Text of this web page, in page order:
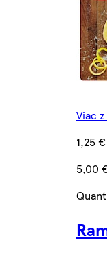
Viac
1,25 €
5,00